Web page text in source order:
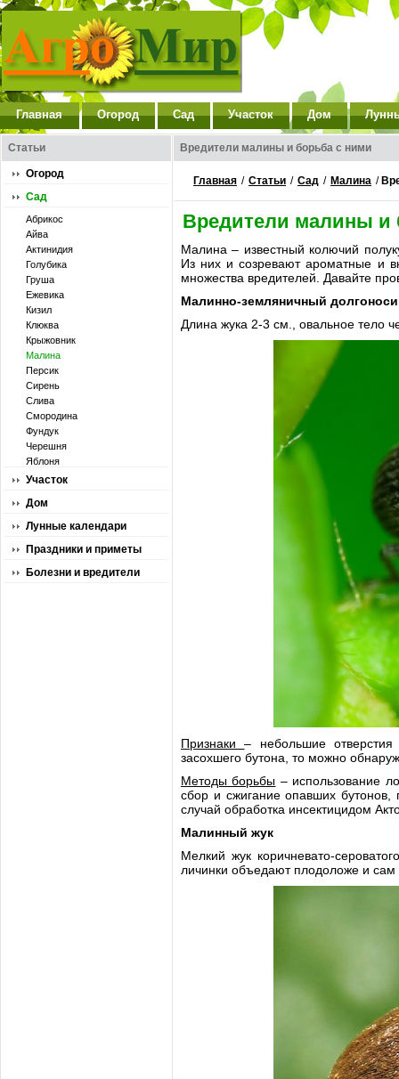
Главная Огород Сад Участок Дом
Статьи
Огород
Сад
Абрикос
Айва
Актинидия
Голубика
Груша
Ежевика
Кизил
Клюква
Крыжовник
Малина
Персик
Сирень
Слива
Смородина
Фундук
Черешня
Яблоня
Участок
Дом
Лунные календари
Праздники и приметы
Болезни и вредители
Вредители малины и борьба с ними
Главная / Статьи / Сад / Малина /
Вредители малины и
Малина – известный колючий
Из них и созревают ароматные и
множества вредителей. Давайте
Малинно-земляничный
Длина жука 2-3 см., овальное тело
Признаки– небольшие
засохшего бутона, то можно
Методы борьбы – использование
сбор и сжигание опавших бутонов,
случай обработка инсектицидом
Малинный жук
Мелкий жук коричневато-
личинки объедают плодоложе и сам